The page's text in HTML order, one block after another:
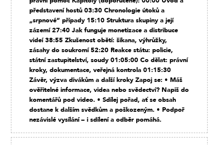
představení hostů 03:30 Chronologie útoků a
„srpnové“ případy 15:10 Struktura skupiny a její
zázemí 27:40 Jak funguje monetizace a distribuce
videí 38:55 Zkušenost obětí: šikana, výhrůžky,
zásahy do soukromí 52:20 Reakce státu: policie,
státní zastupitelství, soudy 01:05:00 Co dělat: právní
kroky, dokumentace, veřejná kontrola 01:15:30
Závěr, výzva divákům a další kroky Zapoj se: • Máš
ověřitelné informace, videa nebo svědectví? Napiš do
komentářů pod video. • Sdílej pořad, ať se obsah
dostane k dalším svědkům a poškozeným. • Podpoř
nezávislé vysílání – i sdílení a odběr pomáhá.